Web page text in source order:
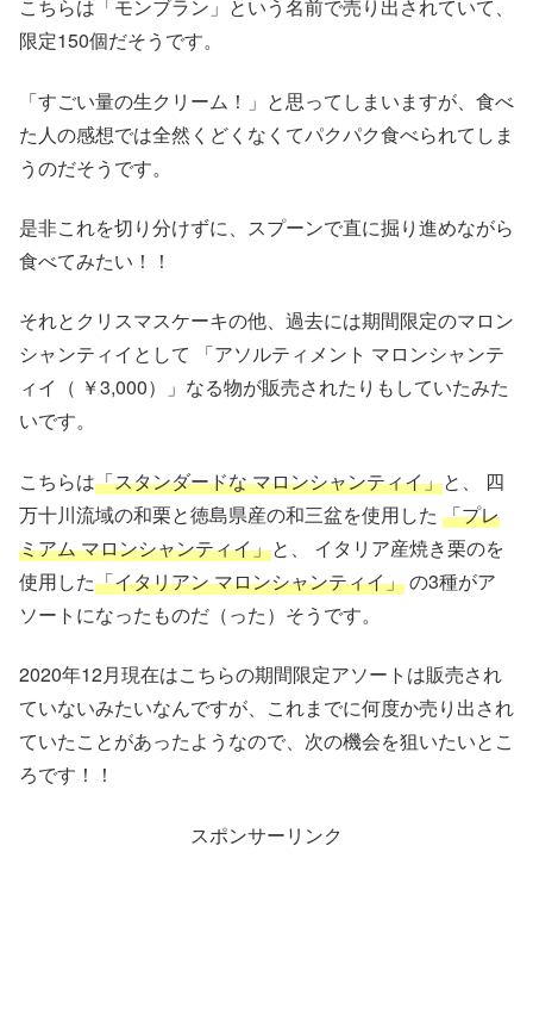
こちらは「モンブラン」という名前で売り出されていて、
限定150個だそうです。
「すごい量の生クリーム！」と思ってしまいますが、食べ
た人の感想では全然くどくなくてパクパク食べられてしま
うのだそうです。
是非これを切り分けずに、スプーンで直に掘り進めながら
食べてみたい！！
それとクリスマスケーキの他、過去には期間限定のマロン
シャンティイとして 「アソルティメント マロンシャンテ
ィイ（ ￥3,000）」なる物が販売されたりもしていたみた
いです。
こちらは「スタンダードな マロンシャンティイ」と、 四
万十川流域の和栗と徳島県産の和三盆を使用した 「プレ
ミアム マロンシャンティイ」と、 イタリア産焼き栗のを
使用した「イタリアン マロンシャンティイ」の3種がア
ソートになったものだ（った）そうです。
2020年12月現在はこちらの期間限定アソートは販売され
ていないみたいなんですが、これまでに何度か売り出され
ていたことがあったようなので、次の機会を狙いたいとこ
ろです！！
スポンサーリンク